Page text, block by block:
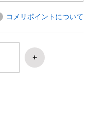
コメリポイントについて